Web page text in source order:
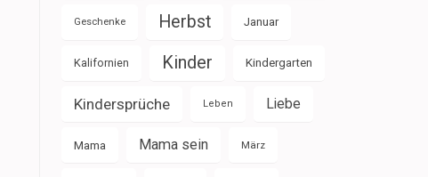
Geschenke Herbst Januar
Kalifornien Kinder Kindergarten
Kindersprüche Leben Liebe
Mama Mama sein März